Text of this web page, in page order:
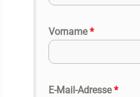
Vorname*
E-Mail-Adresse*